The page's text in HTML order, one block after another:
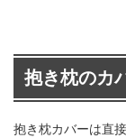
抱き枕のカ
抱き枕カバーは直